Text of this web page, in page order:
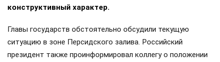
конструктивный характер.
Главы государств обстоятельно обсудили текущую
ситуацию в зоне Персидского залива. Российский
президент также проинформировал коллегу о положении